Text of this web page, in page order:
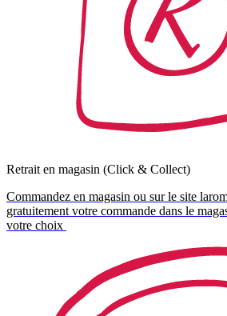
Retrait en magasin (Click & Collect)
Commandez en magasin ou sur le site
gratuitement votre commande dans le
votre choix